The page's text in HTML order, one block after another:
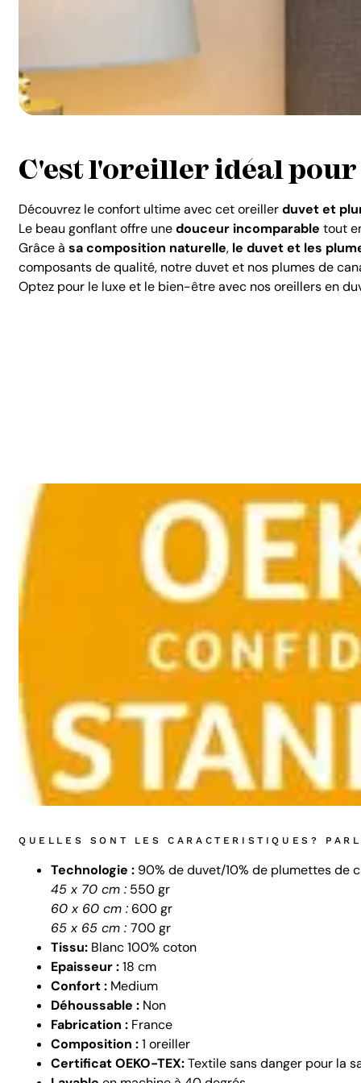
C'est l'oreiller idéal
Découvrez le confort ultime avec cet oreillerduvet et
Le beau gonflant offre unedouceur incomparable tout
Grâce à sa composition naturelle, le duvet et les
composants de qualité, notre duvet et nos plumes de
Optez pour le luxe et le bien-être avec nos oreillers en
QUELLES SONT LES CARACTERISTIQUES?
Technologie : 90% de duvet/10% de plumettes de
45 x 70 cm : 550 gr
60 x 60 cm :600 gr
65 x 65 cm : 700 gr
Tissu: Blanc 100% coton
Epaisseur :18 cm
Confort : Medium
Déhoussable : Non
Fabrication : France
Composition :1 oreiller
Certificat OEKO-TEX:Textile sans danger pour la